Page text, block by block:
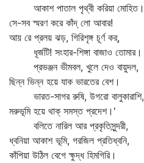
আকাশ পাতাল পৃথ্বী করিয়া মোহিত।
সে-সব স্মরণ করে কাঁদ্‌ লো আবার!
আয় রে প্রলয় ঝড়, গিরিশৃঙ্গ চূর্ণ কর্‌,
ধূর্জটি! সংহার-শিঙ্গা বাজাও তোমার।
প্রভঞ্জন ভীমবল, খুলে দেও বায়ুদল,
ছিন্ন ভিন্ন হয়ে যাক ভারতের বেশ।
ভারত-সাগর রুষি, উগরো বালুকারাশি,
মরুভূমি হয়ে থাক্‌ সমস্ত প্রদেশ।'
বলিতে নারিল আর প্রকৃতিসুন্দরী,
ধ্বনিয়া আকাশ ভূমি, গরজিল প্রতিধ্বনি,
কাঁপিয়া উঠিল বেগে ক্ষুদ্ধ হিমগিরি।